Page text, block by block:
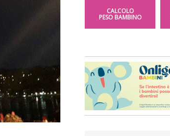
CALCOLO
PESO BAMBINO